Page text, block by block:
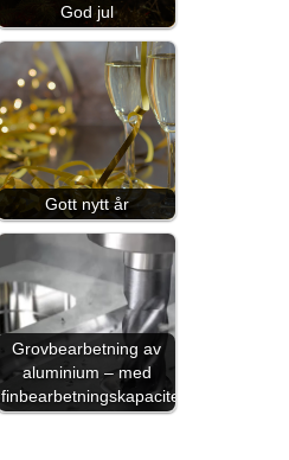
God jul
Gott nytt år
Grovbearbetning av
aluminium – med
finbearbetningskapacitet